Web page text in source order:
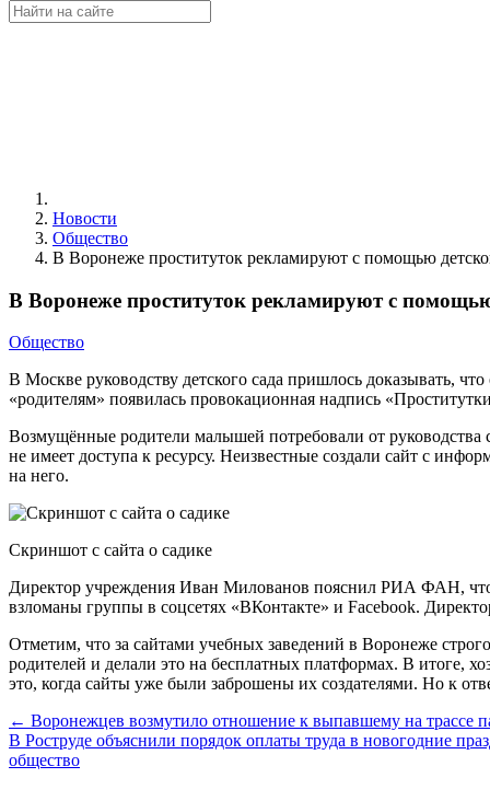
Новости
Общество
В Воронеже проституток рекламируют с помощью
В Воронеже проституток рекламируют с помощью
Общество
В Москве руководству детского сада пришлось доказывать,
«родителям» появилась провокационная надпись
Возмущённые родители малышей потребовали от руководства
не имеет доступа к ресурсу. Неизвестные создали сайт с
на него.
Скриншот с сайта о садике
Директор учреждения Иван Милованов пояснил РИА ФАН, что
взломаны группы в соцсетях «ВКонтакте» и Facebook.
Отметим, что за сайтами учебных заведений в Воронеже
родителей и делали это на бесплатных платформах. В итоге,
это, когда сайты уже были заброшены их создателями. Но к
← Воронежцев возмутило отношение к выпавшему на трассе
В Роструде объяснили порядок оплаты труда в новогодние
общество